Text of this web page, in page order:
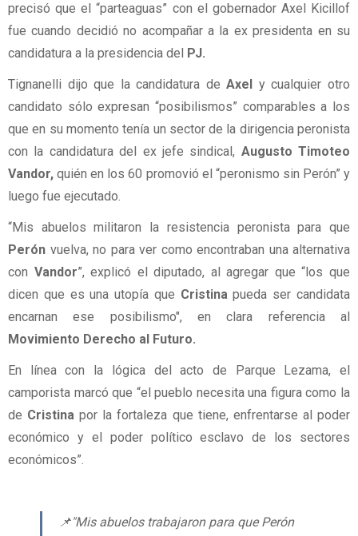
precisó que el “parteaguas” con el gobernador Axel Kicillof
fue cuando decidió no acompañar a la ex presidenta en su
candidatura a la presidencia del
PJ.
Tignanelli dijo que la candidatura de Axel
y cualquier otro
candidato sólo expresan “posibilismos” comparables a los
que en su momento tenía un sector de la dirigencia peronista
con la candidatura del ex jefe sindical, Augusto Timoteo
Vandor, quién en los 60 promovió el “peronismo sin Perón” y
luego fue ejecutado.
“Mis abuelos militaron la resistencia peronista para que
Perón vuelva, no para ver como encontraban una alternativa
con Vandor”, explicó el diputado, al agregar que “los que
dicen que es una utopía que Cristinapueda ser candidata
encarnan ese posibilismo", en clara referencia al
Movimiento Derecho al Futuro.
En línea con la lógica del acto de Parque Lezama, el
camporista marcó que “el pueblo necesita una figura como la
de Cristina por la fortaleza que tiene, enfrentarse al poder
económico y el poder político esclavo de los sectores
económicos”.
📌"Mis abuelos trabajaron para que Perón